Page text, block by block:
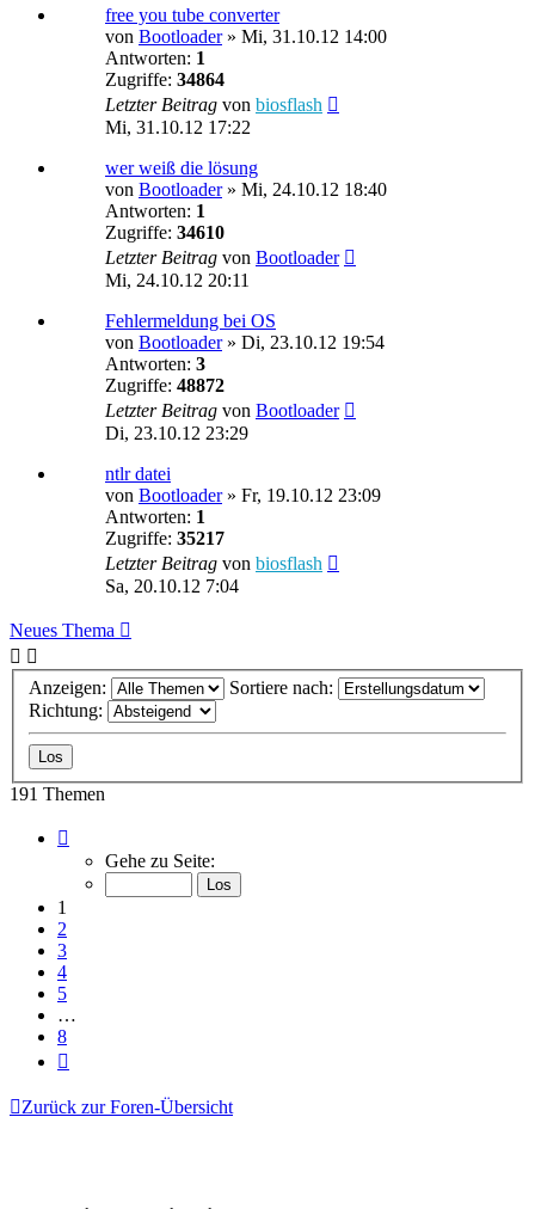
free you tube converter
von Bootloader» Mi, 31.10.12 14:00
Antworten: 1
Zugriffe: 34864
Letzter Beitrag von biosflash
Mi, 31.10.12 17:22
wer weiß die lösung
von Bootloader» Mi, 24.10.12 18:40
Antworten: 1
Zugriffe: 34610
Letzter Beitrag von Bootloader
Mi, 24.10.12 20:11
Fehlermeldung bei OS
von Bootloader» Di, 23.10.12 19:54
Antworten: 3
Zugriffe: 48872
Letzter Beitrag von Bootloader
Di, 23.10.12 23:29
ntlr datei
von Bootloader» Fr, 19.10.12 23:09
Antworten: 1
Zugriffe: 35217
Letzter Beitrag von biosflash
Sa, 20.10.12 7:04
Neues Thema
Anzeigen:
Sortiere nach:
Richtung:
191 Themen
von
Gehe zu Seite:
1
2
3
4
5
…
8
Zurück zur Foren-Übersicht